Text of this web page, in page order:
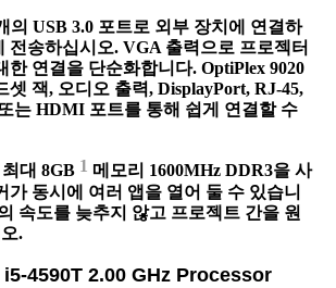
의 USB 3.0 포트로 외부 장치에 연결하
전송하십시오. VGA 출력으로 프로젝터
한 연결을 단순화합니다. OptiPlex 9020
셋 잭, 오디오 출력, DisplayPort, RJ-45,
는 HDMI 포트를 통해 쉽게 연결할 수
최대 8GB 1 메모리 1600MHz DDR3을 사
가 동시에 여러 앱을 열어 둘 수 있습니
속도를 늦추지 않고 프로젝트 간을 원
.
i5-4590T 2.00 GHz Processor